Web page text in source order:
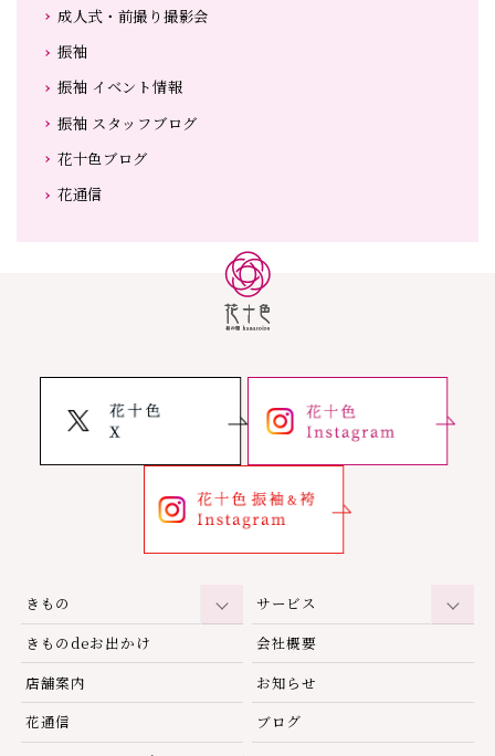
成人式・前撮り撮影会
振袖
振袖 イベント情報
振袖 スタッフブログ
花十色ブログ
花通信
きもの
サービス
きものdeお出かけ
会社概要
店舗案内
お知らせ
花通信
ブログ